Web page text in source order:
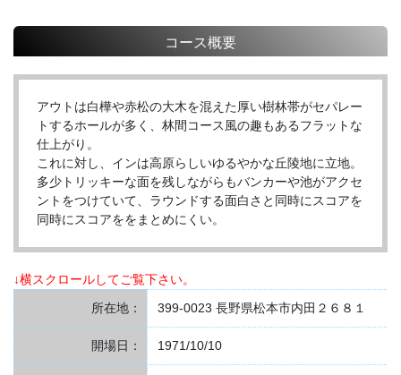
コース概要
アウトは白樺や赤松の大木を混えた厚い樹林帯がセパレー
トするホールが多く、林間コース風の趣もあるフラットな
仕上がり。
これに対し、インは高原らしいゆるやかな丘陵地に立地。
多少トリッキーな面を残しながらもバンカーや池がアクセ
ントをつけていて、ラウンドする面白さと同時にスコアを
同時にスコアををまとめにくい。
↓横スクロールしてご覧下さい。
所在地：
399-0023 長野県松本市内田２６８１
開場日： 1971/10/10